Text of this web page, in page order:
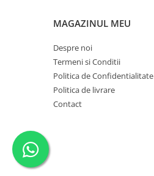
MAGAZINUL MEU
Despre noi
Termeni si Conditii
Politica de Confidentialitate
Politica de livrare
Contact